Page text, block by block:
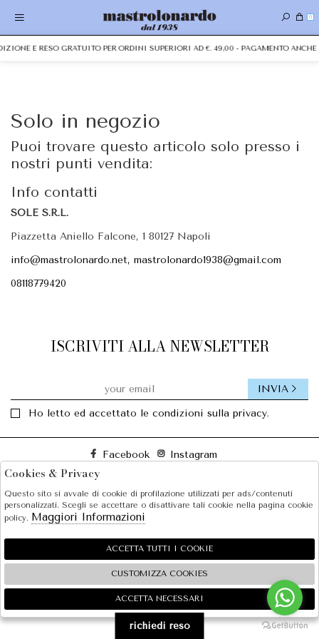
0
E RESO GRATUITO PER ORDINI SUPERIORI AD €. 49,00 - PAGAMENTO ANCHE
Solo in negozio
Puoi trovare questo articolo solo presso i
nostri punti vendita:
Info contatti
SOLE S.R.L.
Piazzetta Aniello Falcone, 1 80127 Napoli
info@mastrolonardo.net, mastrolonardo1938@gmail.com
08118779420
ISCRIVITI ALLA NEWSLETTER
Ho letto ed accettato le condizioni sulla privacy.
INVIA
Facebook Instagram
SOLE S.R.L.
SHOPPING
EXTRA
2026 SOLE S.R.L. - P.iva : 07456781215 Powered byAteliersocietàgruppo Zucchetti
🍪
richiedi reso
Cookies & Privacy
Questo sito si avvale di cookie di profilazione utilizzati per ads/contenuti
personalizzati. Scegli se accettare o disattivare tali cookie nella pagina cookie
policy. Maggiori Informazioni
ACCETTA TUTTI I COOKIE
CUSTOMIZZA COOKIES
ACCETTA NECESSARI